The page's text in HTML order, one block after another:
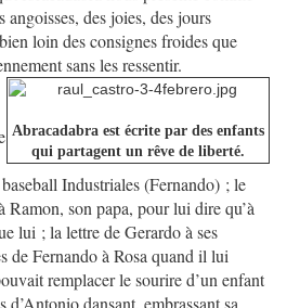
angoisses, des joies, des jours
loin des consignes froides que
sans les ressentir.
Abracadabra est écrite par des enfants
qui partagent un rêve de liberté.
Industriales (Fernando) ; le
son papa, pour lui dire qu’à
lui ; la lettre de Gerardo à ses
de Fernando à Rosa quand il lui
remplacer le sourire d’un enfant
dansant, embrassant sa